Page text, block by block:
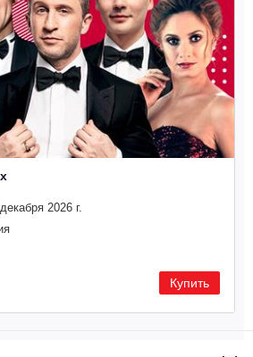
2026 г.
Купить